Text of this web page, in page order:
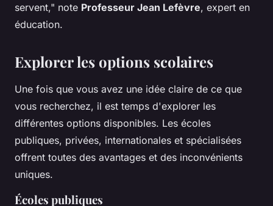
servent," note Professeur Jean Lefèvre, expert en
éducation.
Explorer les options scolaires
Une fois que vous avez une idée claire de ce que
vous recherchez, il est temps d'explorer les
différentes options disponibles. Les écoles
publiques, privées, internationales et spécialisées
offrent toutes des avantages et des inconvénients
uniques.
Écoles publiques